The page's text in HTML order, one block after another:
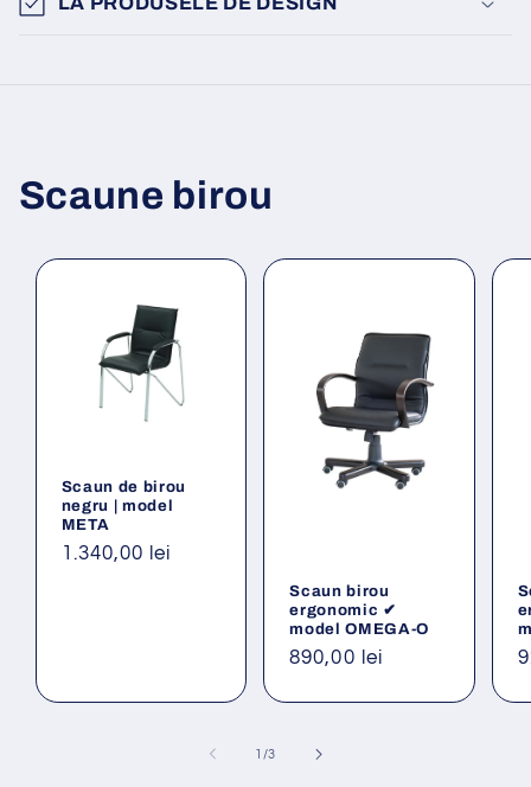
Scaune birou
Scaun de birou
negru | model
META
Preț
1.340,00 lei
Scaun birou
ergonomic ✔
model OMEGA-O
Preț
890,00 lei
1 /din
3